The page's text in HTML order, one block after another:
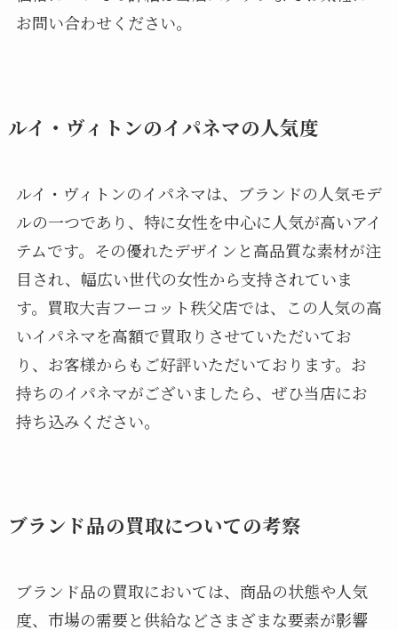
お問い合わせください。
ルイ・ヴィトンのイパネマの人気度
ルイ・ヴィトンのイパネマは、ブランドの人気モデ
ルの一つであり、特に女性を中心に人気が高いアイ
テムです。その優れたデザインと高品質な素材が注
目され、幅広い世代の女性から支持されていま
す。買取大吉フーコット秩父店では、この人気の高
いイパネマを高額で買取りさせていただいてお
り、お客様からもご好評いただいております。お
持ちのイパネマがございましたら、ぜひ当店にお
持ち込みください。
ブランド品の買取についての考察
ブランド品の買取においては、商品の状態や人気
度、市場の需要と供給などさまざまな要素が影響